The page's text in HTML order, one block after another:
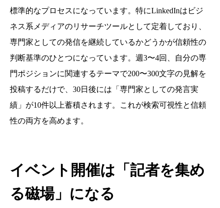
標準的なプロセスになっています。特にLinkedInはビジ
ネス系メディアのリサーチツールとして定着しており、
専門家としての発信を継続しているかどうかが信頼性の
判断基準のひとつになっています。週3〜4回、自分の専
門ポジションに関連するテーマで200〜300文字の見解を
投稿するだけで、30日後には「専門家としての発言実
績」が10件以上蓄積されます。これが検索可視性と信頼
性の両方を高めます。
イベント開催は「記者を集め
る磁場」になる